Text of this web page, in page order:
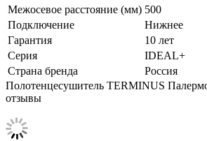
Межосевое расстояние (мм) 500
Подключение
Нижнее
Гарантия
10 лет
Серия
IDEAL+
Страна бренда
Россия
Полотенцесушитель TERMINUS
отзывы